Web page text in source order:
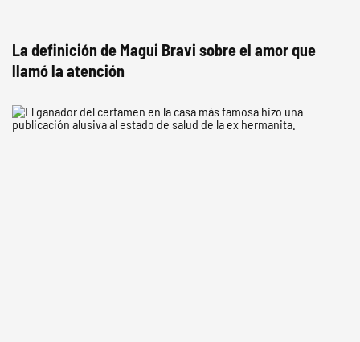
La definición de Magui Bravi sobre el amor que
llamó la atención